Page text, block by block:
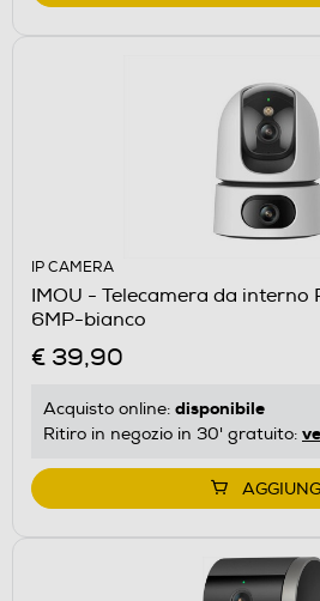
IP CAMERA
IMOU - Telecamera da interno
6MP-bianco
€ 39,90
Acquisto online: disponibile
Ritiro in negozio in 30' gratuito: